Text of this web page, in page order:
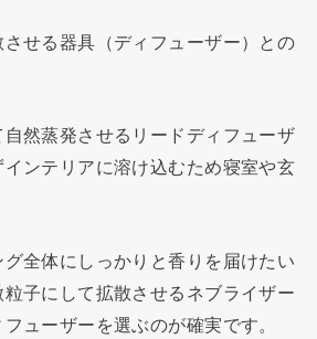
させる器具（ディフューザー）との
然蒸発させるリードディフューザ
ンテリアに溶け込むため寝室や玄
全体にしっかりと香りを届けたい
子にして拡散させるネブライザー
ューザーを選ぶのが確実です。